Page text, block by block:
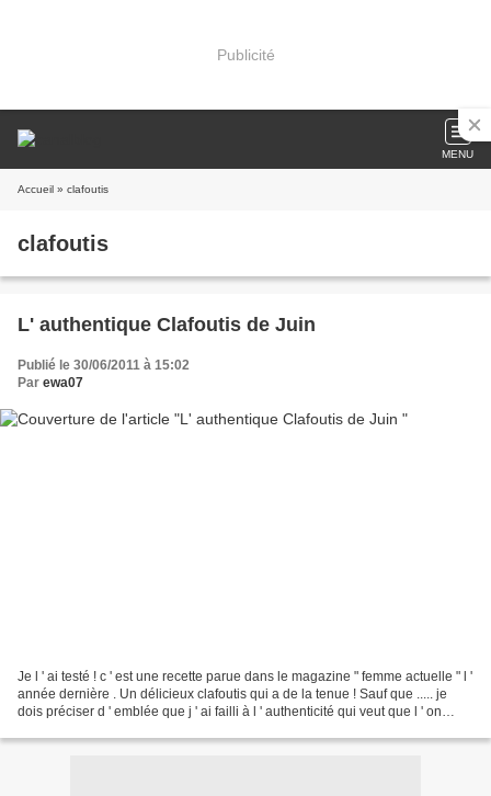
Publicité
MENU
Accueil » clafoutis
clafoutis
L' authentique Clafoutis de Juin
Publié le 30/06/2011 à 15:02
Par ewa07
Je l ' ai testé ! c ' est une recette parue dans le magazine " femme actuelle " l '
année dernière . Un délicieux clafoutis qui a de la tenue ! Sauf que ..... je
dois préciser d ' emblée que j ' ai failli à l ' authenticité qui veut que l ' on